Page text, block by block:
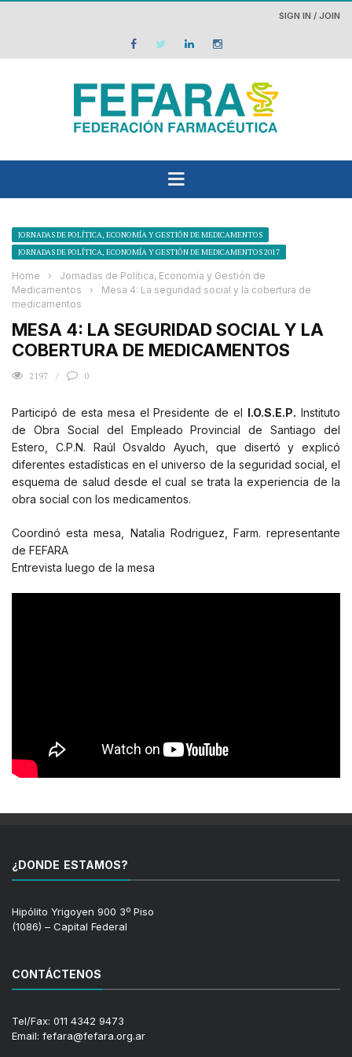
SIGN IN / JOIN
JORNADAS DE POLÍTICA, ECONOMÍA Y GESTIÓN DE MEDICAMENTOS
JORNADAS DE POLÍTICA, ECONOMÍA Y GESTIÓN DE MEDICAMENTOS 2017
Home ›
Jornadas de Política, Economía y Gestión de
Medicamentos
›
Mesa 4: La seguridad social y la cobertura de
medicamentos
MESA 4: LA SEGURIDAD SOCIAL Y LA
COBERTURA DE MEDICAMENTOS
2197 0
Participó de esta mesa el Presidente de el I.O.S.E.P. Instituto
de Obra Social del Empleado Provincial de Santiago del
Estero, C.P.N. Raúl Osvaldo Ayuch, que disertó y explicó
diferentes estadísticas en el universo de la seguridad social, el
esquema de salud desde el cual se trata la experiencia de la
obra social con los medicamentos.
Coordinó esta mesa, Natalia Rodriguez, Farm. representante
de FEFARA
Entrevista luego de la mesa
¿DONDE ESTAMOS?
Hipólito Yrigoyen 900 3º Piso
(1086) – Capital Federal
CONTÁCTENOS
Tel/Fax: 011 4342 9473
Email: fefara@fefara.org.ar